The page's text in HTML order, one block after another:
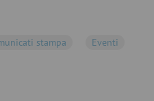
stampa Eventi